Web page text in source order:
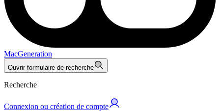
MacGeneration
Ouvrir formulaire de recherche
Recherche
Connexion ou création de compte